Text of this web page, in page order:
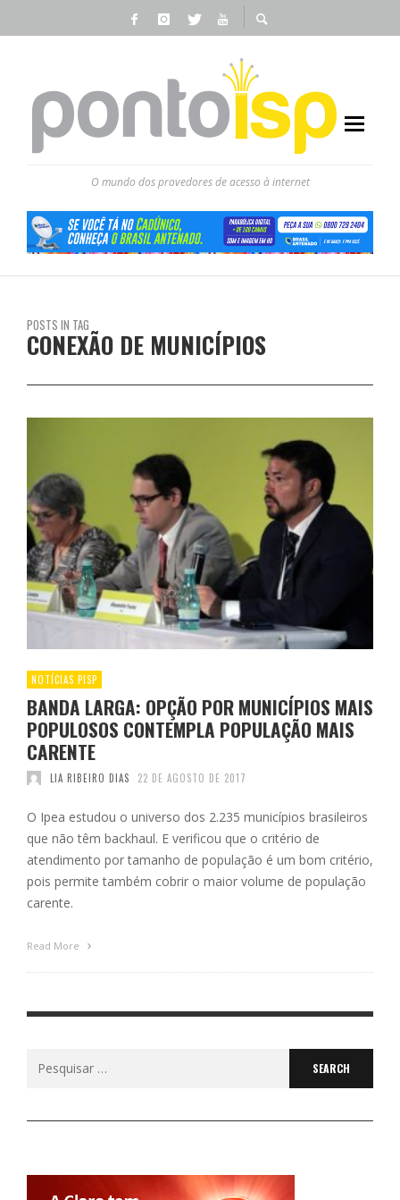
O mundo dos provedores de acesso à internet
POSTS IN TAG
CONEXÃO DE MUNICÍPIOS
NOTÍCIAS PISP
BANDA LARGA: OPÇÃO POR MUNICÍPIOS MAIS
POPULOSOS CONTEMPLA POPULAÇÃO MAIS
CARENTE
LIA RIBEIRO DIAS 22 DE AGOSTO DE 2017
O Ipea estudou o universo dos 2.235 municípios brasileiros
que não têm backhaul. E verificou que o critério de
atendimento por tamanho de população é um bom critério,
pois permite também cobrir o maior volume de população
carente.
Read More